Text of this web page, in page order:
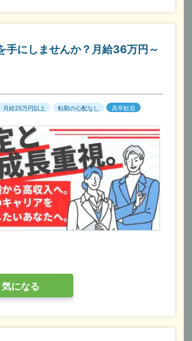
手にしませんか？月給36万円～
月給25万円以上 転勤の心配なし 高卒歓迎
気になる